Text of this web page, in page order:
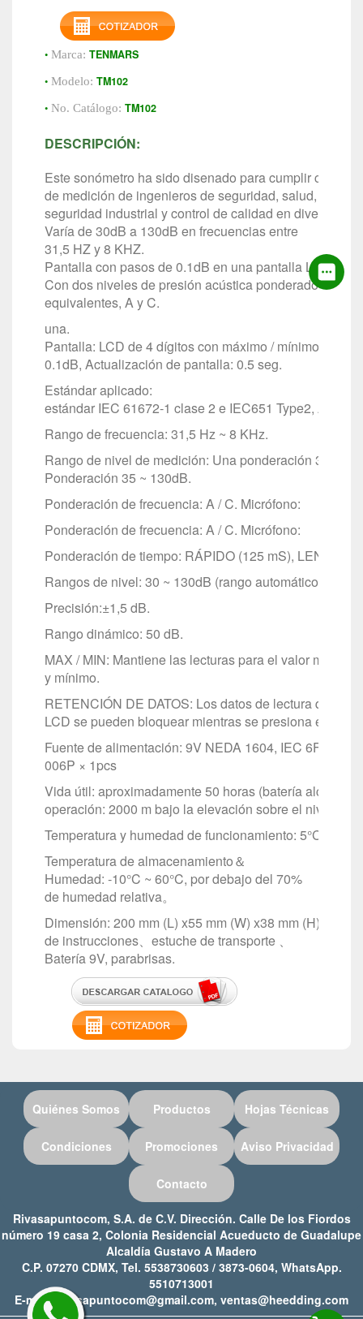
• Marca: TENMARS
• Modelo: TM102
• No. Catálogo: TM102
DESCRIPCIÓN:
Este sonómetro ha sido disenado para cumplir con
de medición de ingenieros de seguridad, salud,
seguridad industrial y control de calidad en diversos
Varía de 30dB a 130dB en frecuencias entre
31,5 HZ y 8 KHZ.
Pantalla con pasos de 0.1dB en una pantalla LCD de
Con dos niveles de presión acústica ponderados
equivalentes, A y C.
una.
Pantalla: LCD de 4 dígitos con máximo / mínimo,
0.1dB, Actualización de pantalla: 0.5 seg.
Estándar aplicado:
estándar IEC 61672‑1 clase 2 e IEC651 Type2,
Rango de frecuencia: 31,5 Hz ~ 8 KHz.
Rango de nivel de medición: Una ponderación 30 ~
Ponderación 35 ~ 130dB.
Ponderación de frecuencia: A / C. Micrófono:
Ponderación de frecuencia: A / C. Micrófono:
Ponderación de tiempo: RÁPIDO (125 mS), LENTO (1
Rangos de nivel: 30 ~ 130dB (rango automático).
Precisión:±1,5 dB.
Rango dinámico: 50 dB.
MAX / MIN: Mantiene las lecturas para el valor máximo
y mínimo.
RETENCIÓN DE DATOS: Los datos de lectura que
LCD se pueden bloquear mientras se presiona el botón
Fuente de alimentación: 9V NEDA 1604, IEC 6F22,
006P × 1pcs
Vida útil: aproximadamente 50 horas (batería
operación: 2000 m bajo la elevación sobre el nivel del
Temperatura y humedad de funcionamiento: 5°C ~
Temperatura de almacenamiento＆
Humedad: ‑10°C ~ 60°C, por debajo del 70%
de humedad relativa。
Dimensión: 200 mm (L) x55 mm (W) x38 mm (H).
de instrucciones、estuche de transporte 、
Batería 9V, parabrisas.
Quiénes Somos Productos Hojas Técnicas
Condiciones Promociones Aviso Privacidad
Contacto
Rivasapuntocom, S.A. de C.V. Dirección. Calle De los Fiordos
número 19 casa 2, Colonia Residencial Acueducto de Guadalupe
Alcaldía Gustavo A Madero
C.P. 07270 CDMX, Tel. 5538730603 / 3873-0604, WhatsApp.
5510713001
E-mail: rivasapuntocom@gmail.com, ventas@heedding.com